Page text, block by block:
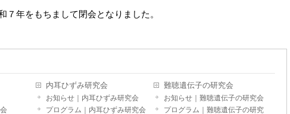
７年をもちまして閉会となりました。
内耳ひずみ研究会
お知らせ｜内耳ひずみ研究会
プログラム｜内耳ひずみ研究会
難聴遺伝子の研究会
お知らせ｜難聴遺伝子の研究会
プログラム｜難聴遺伝子の研究